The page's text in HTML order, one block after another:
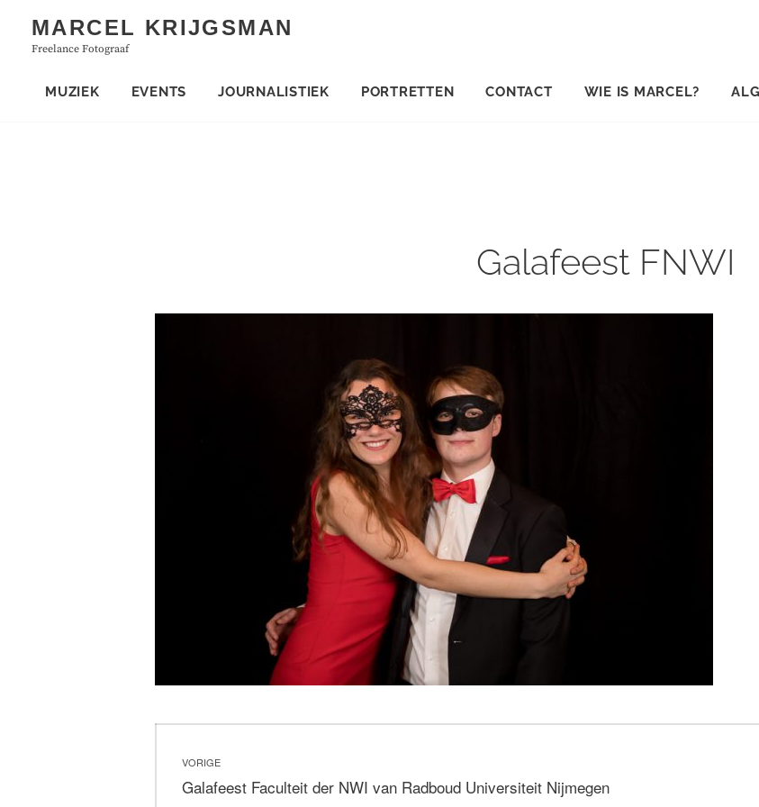
content
MARCEL KRIJGSMAN
Freelance Fotograaf
MUZIEK EVENTS JOURNALISTIEK PORTRETTEN CONTACT WIE IS MARCEL?
Galafeest FNWI
navigatie
VORIGE
Vorig
Galafeest Faculteit der NWI van Radboud Universiteit Nijmegen